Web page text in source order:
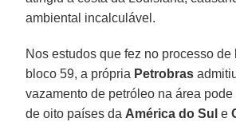
ambiental incalculável.
Nos estudos que fez no processo
bloco 59, a própria Petrobras
vazamento de petróleo na área
de oito países da América do Sul e